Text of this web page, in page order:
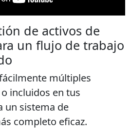
de activos de
un flujo de trabajo
múltiples
incluidos en tus
un sistema de
completo eficaz.